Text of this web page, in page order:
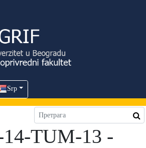
Srp
TUM-13 -